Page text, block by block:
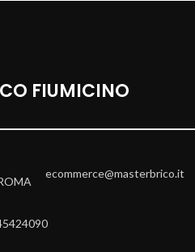
FIUMICINO
ecommerce@masterbrico.it